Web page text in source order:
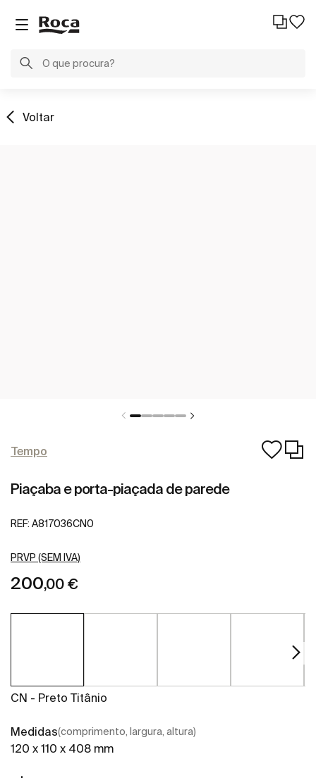
Voltar
Tempo
Piaçaba e porta-piaçada de parede
REF: A817036CN0
PRVP (SEM IVA)
200,00 €
CN - Preto Titânio
Medidas(comprimento, largura, altura)
120 x 110 x 408 mm